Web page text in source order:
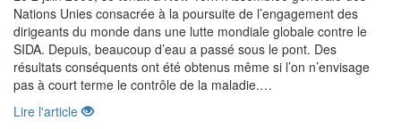
Nations Unies consacrée à la poursuite de l’engagement des
dirigeants du monde dans une lutte mondiale globale contre le
SIDA. Depuis, beaucoup d’eau a passé sous le pont. Des
résultats conséquents ont été obtenus même si l’on n’envisage
pas à court terme le contrôle de la maladie.…
Lire l'article